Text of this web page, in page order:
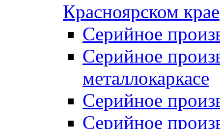
Красноярском крае
Серийное
Серийное
металлокаркасе
Серийное
Серийное